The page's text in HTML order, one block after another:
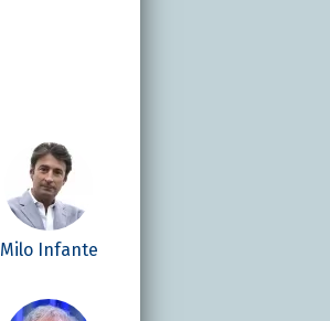
Milo Infante